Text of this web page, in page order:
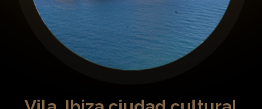
Servicios especiales
Quiénes Somos
Propietarios